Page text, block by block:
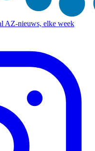
AZ-nieuws, elke week